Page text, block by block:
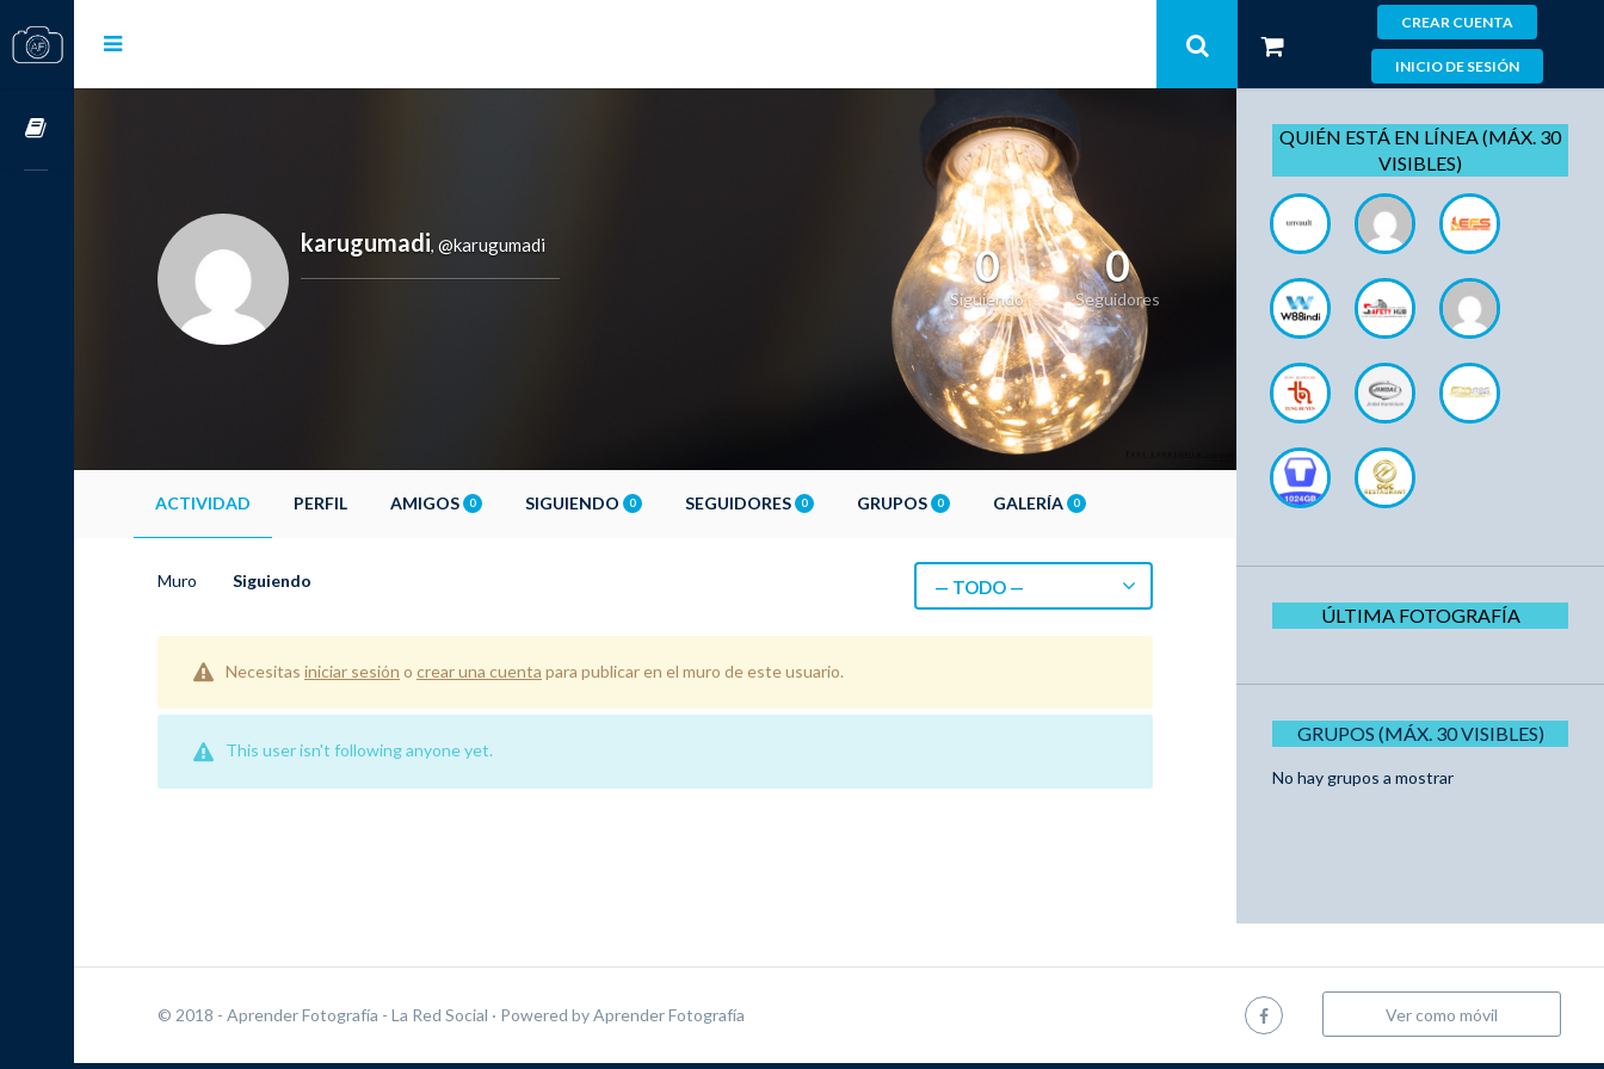
CREAR CUENTA
INICIO DE SESIÓN
karugumadi, @karugumadi 0
Siguiendo
0
Seguidores
ACTIVIDAD PERFIL AMIGOS 0 SIGUIENDO 0 SEGUIDORES 0 GRUPOS 0 GALERÍA 0
Muro Siguiendo — TODO —
Necesitas iniciar sesión o crear una cuenta para publicar en el muro de este usuario.
This user isn't following anyone yet.
QUIÉN ESTÁ EN LÍNEA (MÁX. 30
VISIBLES)
ÚLTIMA FOTOGRAFÍA
GRUPOS (MÁX. 30 VISIBLES)
No hay grupos a mostrar
© 2018 - Aprender Fotografía - La Red Social · Powered byAprender Fotografía